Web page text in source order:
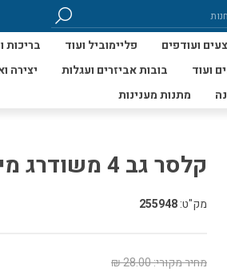
ועודפים פליימוביל ועוד בריכות
ועוד בובות אביזרים ועגלות
יצירה
מתנות מענינות
קלסר גב 4 משודרג מיקי חלומי
מק"ט:255948
מחיר מקורי:28.00 ₪